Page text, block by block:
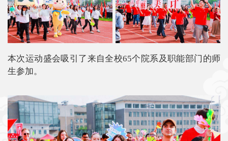
本次运动盛会吸引了来自全校65个院系及职能部门的师
生参加。